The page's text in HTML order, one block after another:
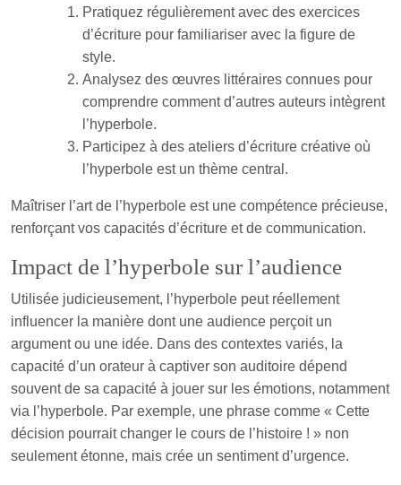
Pratiquez régulièrement avec des exercices
d’écriture pour familiariser avec la figure de
style.
Analysez des œuvres littéraires connues pour
comprendre comment d’autres auteurs intègrent
l’hyperbole.
Participez à des ateliers d’écriture créative où
l’hyperbole est un thème central.
Maîtriser l’art de l’hyperbole est une compétence précieuse,
renforçant vos capacités d’écriture et de communication.
Impact de l’hyperbole sur l’audience
Utilisée judicieusement, l’hyperbole peut réellement
influencer la manière dont une audience perçoit un
argument ou une idée. Dans des contextes variés, la
capacité d’un orateur à captiver son auditoire dépend
souvent de sa capacité à jouer sur les émotions, notamment
via l’hyperbole. Par exemple, une phrase comme « Cette
décision pourrait changer le cours de l’histoire ! » non
seulement étonne, mais crée un sentiment d’urgence.